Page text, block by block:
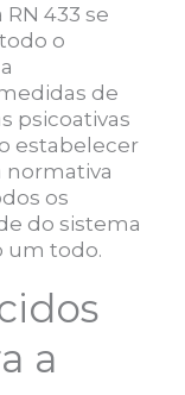
433 se
o
de
psicoativas
estabelecer
normativa
os
do sistema
um todo.
a